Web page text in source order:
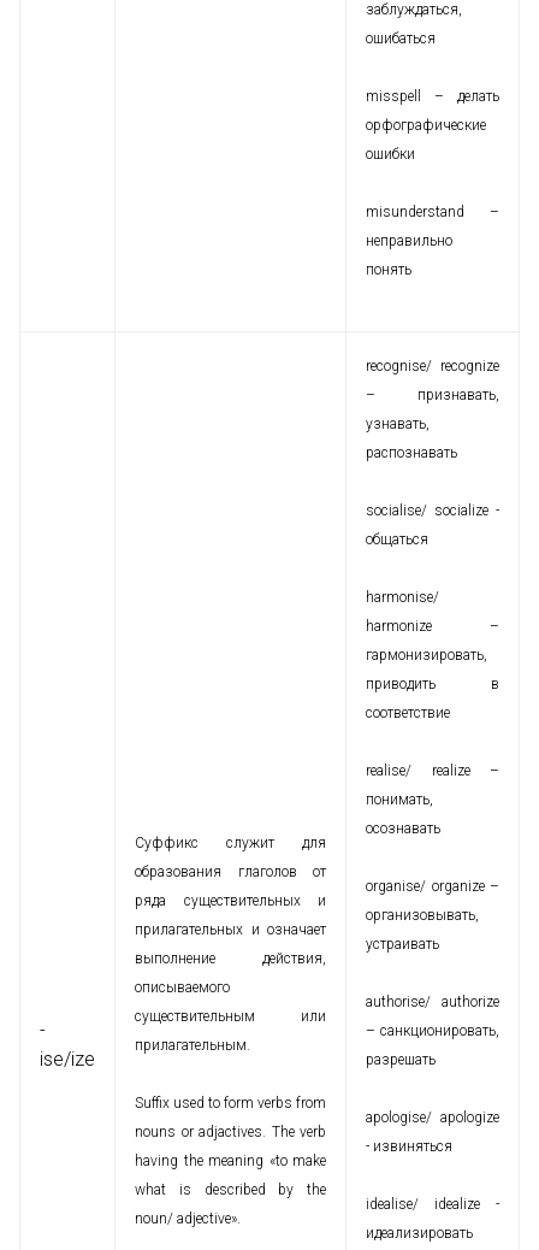
заблуждаться,
ошибаться
misspell – делать
орфографические
ошибки
misunderstand –
неправильно
понять
-
ise/ize
Суффикс служит для
образования глаголов от
ряда существительных и
прилагательных и означает
выполнение действия,
описываемого
существительным или
прилагательным.
Suffix used to form verbs from
nouns or adjactives. The verb
having the meaning «to make
what is described by the
noun/ adjective».
recognise/ recognize
– признавать,
узнавать,
распознавать
socialise/ socialize -
общаться
harmonise/
harmonize –
гармонизировать,
приводить в
соответствие
realise/ realize –
понимать,
осознавать
organise/ organize –
организовывать,
устраивать
authorise/ authorize
– санкционировать,
разрешать
apologise/ apologize
- извиняться
idealise/ idealize -
идеализировать